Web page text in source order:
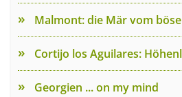
Malmont: die Mär vom
Cortijo los Aguilares:
Georgien ... on my mind